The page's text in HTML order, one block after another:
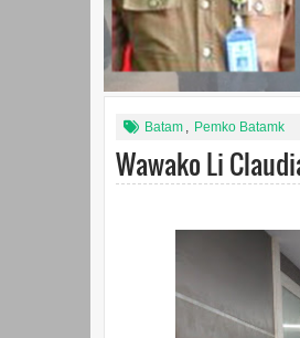
Batam , Pemko Batamk
Wawako Li